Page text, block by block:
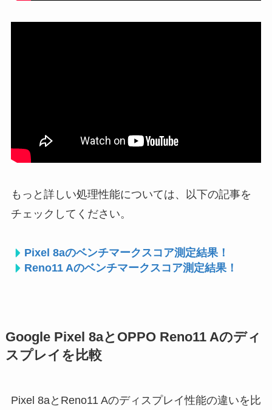
もっと詳しい処理性能については、以下の記事を
チェックしてください。
Pixel 8aのベンチマークスコア測定結果！
Reno11 Aのベンチマークスコア測定結果！
Google Pixel 8aとOPPO Reno11 Aのディ
スプレイを比較
Pixel 8aとReno11 Aのディスプレイ性能の違いを比